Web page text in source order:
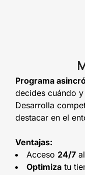
Programa
decides cuándo
Desarrolla
destacar en el
Ventajas:
Acceso 24/7
Optimiza tu